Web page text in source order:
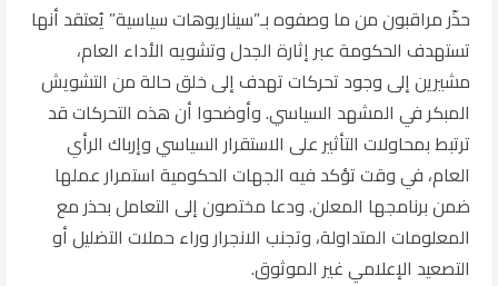
حذّر مراقبون من ما وصفوه بـ”سيناريوهات سياسية” يُعتقد أنها
تستهدف الحكومة عبر إثارة الجدل وتشويه الأداء العام،
مشيرين إلى وجود تحركات تهدف إلى خلق حالة من التشويش
المبكر في المشهد السياسي. وأوضحوا أن هذه التحركات قد
ترتبط بمحاولات التأثير على الاستقرار السياسي وإرباك الرأي
العام، في وقت تؤكد فيه الجهات الحكومية استمرار عملها
ضمن برنامجها المعلن. ودعا مختصون إلى التعامل بحذر مع
المعلومات المتداولة، وتجنب الانجرار وراء حملات التضليل أو
التصعيد الإعلامي غير الموثوق.